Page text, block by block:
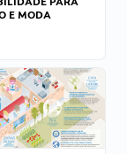
E MODA